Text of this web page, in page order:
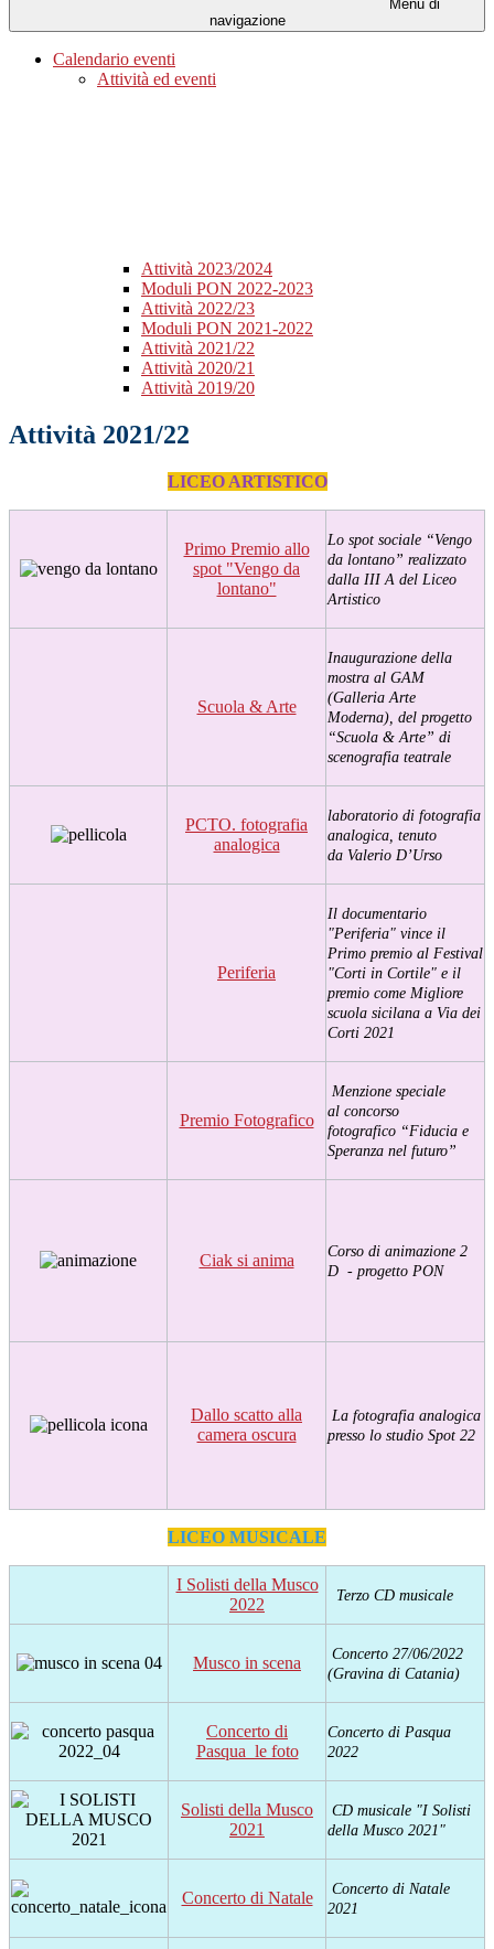
Menu di
navigazione
Calendario eventi
Attività ed eventi
Attività 2023/2024
Moduli PON 2022-2023
Attività 2022/23
Moduli PON 2021-2022
Attività 2021/22
Attività 2020/21
Attività 2019/20
Attività 2021/22
LICEO ARTISTICO
Primo Premio allo
spot "Vengo da
lontano"
Lo spot sociale “Vengo
da lontano” realizzato
dalla III A del Liceo
Artistico
Scuola & Arte
Inaugurazione della
mostra al GAM
(Galleria Arte
Moderna), del progetto
“Scuola & Arte” di
scenografia teatrale
PCTO. fotografia
analogica
laboratorio di fotografia
analogica, tenuto
da Valerio D’Urso
Periferia
Il documentario
"Periferia" vince il
Primo premio al Festival
"Corti in Cortile" e il
premio come Migliore
scuola sicilana a Via dei
Corti 2021
Premio Fotografico
Menzione speciale
al concorso
fotografico “Fiducia e
Speranza nel futuro”
Ciak si anima
Corso di animazione 2
D - progetto PON
Dallo scatto alla
camera oscura
La fotografia analogica
presso lo studio Spot 22
LICEO MUSICALE
I Solisti della Musco
2022
Terzo CD musicale
Musco in scena
Concerto 27/06/2022
(Gravina di Catania)
Concerto di
Pasqua_le foto
Concerto di Pasqua
2022
Solisti della Musco
2021
CD musicale "I Solisti
della Musco 2021"
Concerto di Natale
Concerto di Natale
2021